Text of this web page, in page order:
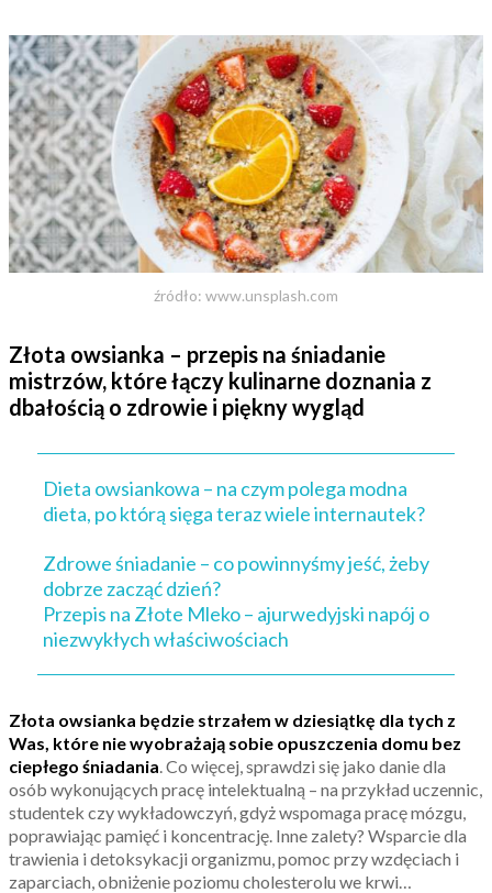
źródło: www.unsplash.com
Złota owsianka – przepis na śniadanie
mistrzów, które łączy kulinarne doznania z
dbałością o zdrowie i piękny wygląd
Dieta owsiankowa – na czym polega modna
dieta, po którą sięga teraz wiele internautek?
Zdrowe śniadanie – co powinnyśmy jeść, żeby
dobrze zacząć dzień?
Przepis na Złote Mleko – ajurwedyjski napój o
niezwykłych właściwościach
Złota owsianka będzie strzałem w dziesiątkę dla tych z
Was, które nie wyobrażają sobie opuszczenia domu bez
ciepłego śniadania. Co więcej, sprawdzi się jako danie dla
osób wykonujących pracę intelektualną – na przykład uczennic,
studentek czy wykładowczyń, gdyż wspomaga pracę mózgu,
poprawiając pamięć i koncentrację. Inne zalety? Wsparcie dla
trawienia i detoksykacji organizmu, pomoc przy wzdęciach i
zaparciach, obniżenie poziomu cholesterolu we krwi…